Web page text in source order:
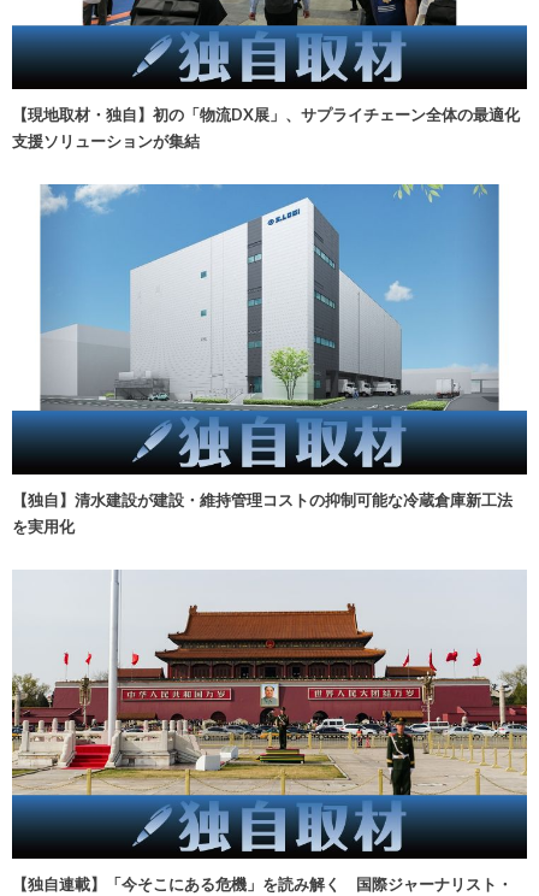
【現地取材・独自】初の「物流DX展」、サプライチェーン全体の最適化
支援ソリューションが集結
【独自】清水建設が建設・維持管理コストの抑制可能な冷蔵倉庫新工法
を実用化
【独自連載】「今そこにある危機」を読み解く 国際ジャーナリスト・